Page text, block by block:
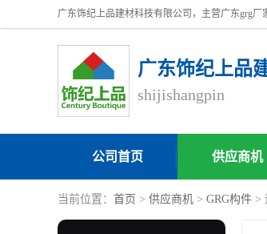
广东饰纪上品
shijishangpin
公司首页 供应商机
当前位置： 首页 > 供应商机 > GRG构件 >